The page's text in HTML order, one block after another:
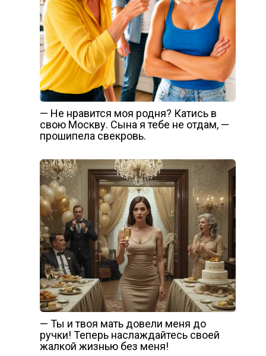
— Не нравится моя родня? Катись в
свою Москву. Сына я тебе не отдам, —
прошипела свекровь.
— Ты и твоя мать довели меня до
ручки! Теперь наслаждайтесь своей
жалкой жизнью без меня!